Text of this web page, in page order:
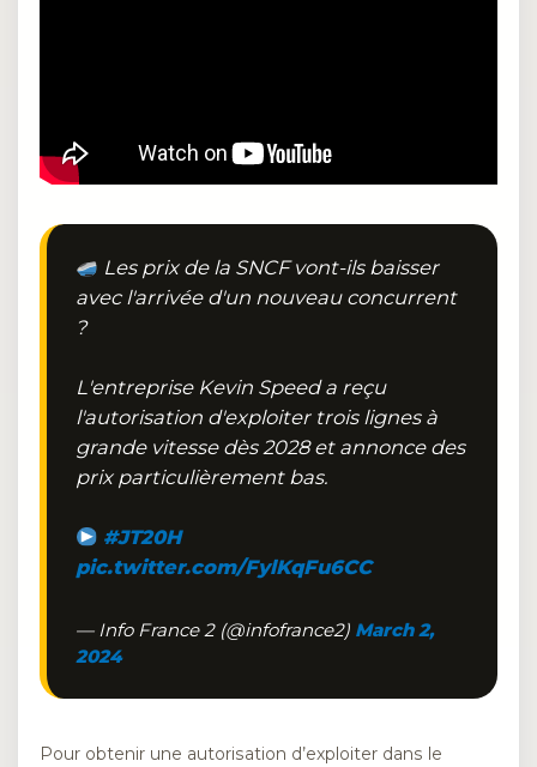
Les prix de la SNCF vont-ils baisser
avec l'arrivée d'un nouveau concurrent
?
L'entreprise Kevin Speed a reçu
l'autorisation d'exploiter trois lignes à
grande vitesse dès 2028 et annonce des
prix particulièrement bas.
#JT20H
pic.twitter.com/FylKqFu6CC
— Info France 2 (@infofrance2) March 2,
2024
Pour obtenir une autorisation d’exploiter dans le